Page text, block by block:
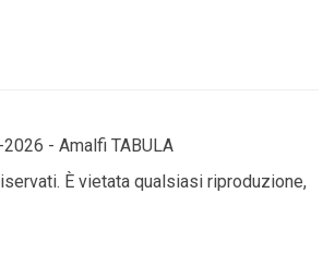
- Amalfi TABULA
È vietata qualsiasi riproduzione,